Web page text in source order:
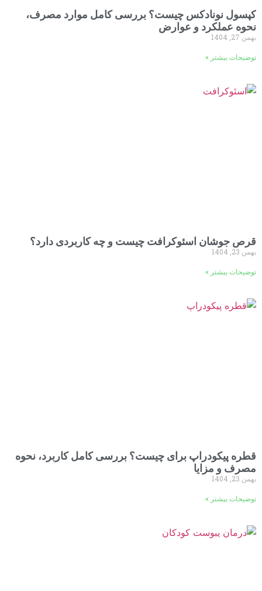
کپسول نونادکس چیست؟ بررسی کامل موارد مصرف،
نحوه عملکرد و عوارض
بهمن 27, 1404
توضیحات بیشتر »
قرص جوشان اسئوکرافت چیست و چه کاربردی دارد؟
بهمن 23, 1404
توضیحات بیشتر »
قطره پیکودراپ برای چیست؟ بررسی کامل کاربرد، نحوه
مصرف و مزایا
بهمن 23, 1404
توضیحات بیشتر »